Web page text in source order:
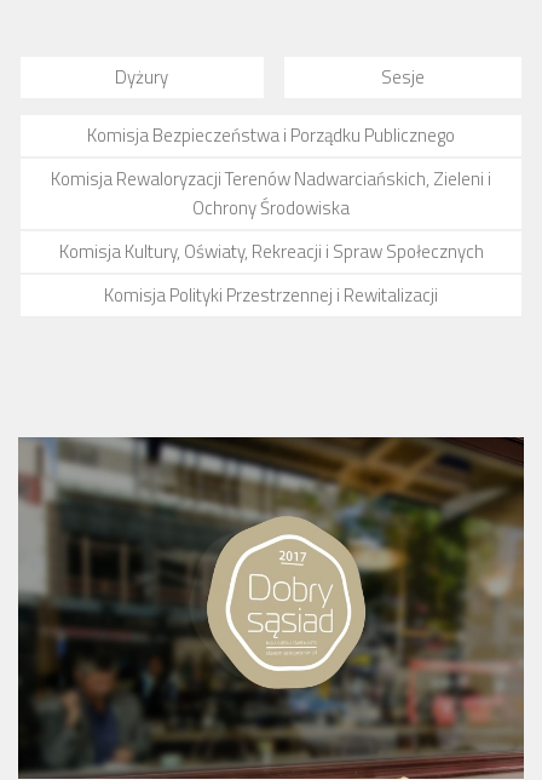
Dyżury Sesje
Komisja Bezpieczeństwa i Porządku Publicznego
Komisja Rewaloryzacji Terenów Nadwarciańskich, Zieleni i
Ochrony Środowiska
Komisja Kultury, Oświaty, Rekreacji i Spraw Społecznych
Komisja Polityki Przestrzennej i Rewitalizacji